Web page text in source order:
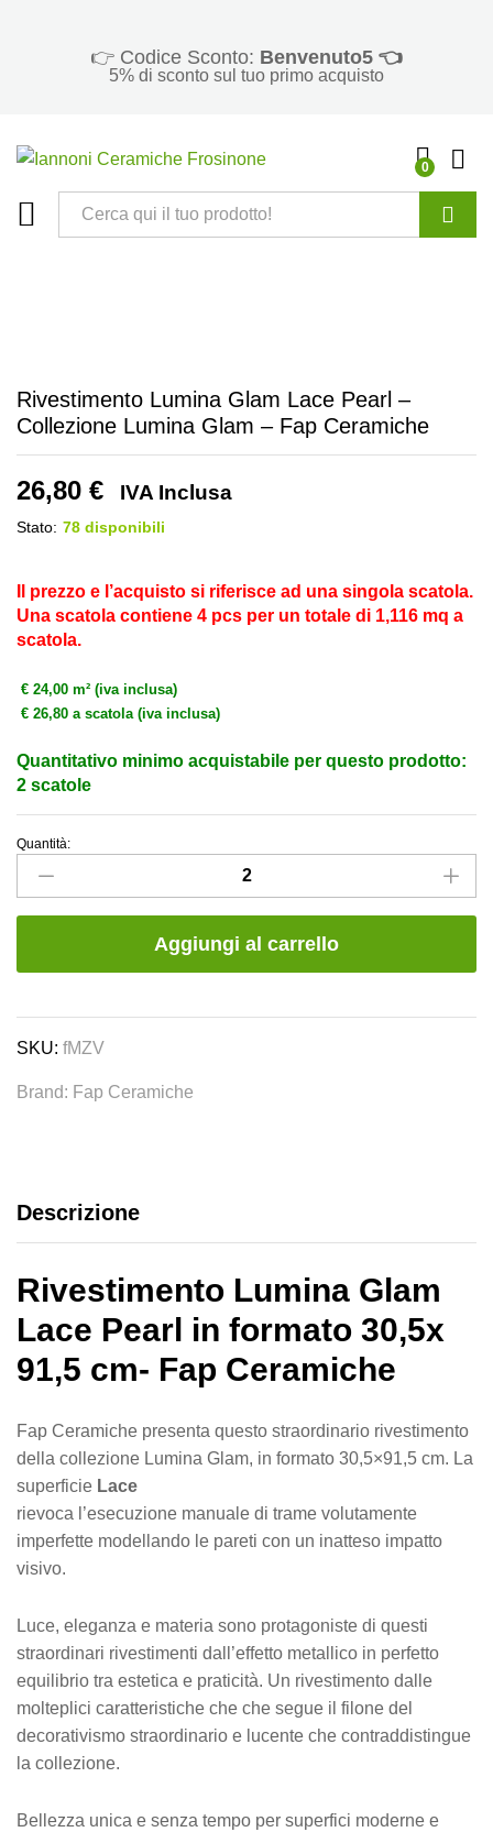
👉 Codice Sconto: Benvenuto5 👈
5% di sconto sul tuo primo acquisto
0
Rivestimento Lumina Glam Lace Pearl –
Collezione Lumina Glam – Fap Ceramiche
26,80 € IVA Inclusa
Stato: 78 disponibili
Il prezzo e l’acquisto si riferisce ad una singola scatola.
Una scatola contiene 4 pcs per un totale di 1,116 mq a
scatola.
€ 24,00 m² (iva inclusa)
€ 26,80 a scatola (iva inclusa)
Quantitativo minimo acquistabile per questo prodotto:
2 scatole
Rivestimento
Lumina
Collezione
Lumina
-
Quantità:
Aggiungi al carrello
SKU: fMZV
Brand: Fap Ceramiche
Descrizione
Rivestimento Lumina Glam
Lace Pearl in formato 30,5x
91,5 cm- Fap Ceramiche
Fap Ceramiche presenta questo straordinario rivestimento
della collezione Lumina Glam, in formato 30,5×91,5 cm. La
superficie Lace
rievoca l’esecuzione manuale di trame volutamente
imperfette modellando le pareti con un inatteso impatto
visivo.
Luce, eleganza e materia sono protagoniste di questi
straordinari rivestimenti dall’effetto metallico in perfetto
equilibrio tra estetica e praticità. Un rivestimento dalle
molteplici caratteristiche che che segue il filone del
decorativismo straordinario e lucente che contraddistingue
la collezione.
Bellezza unica e senza tempo per superfici moderne e